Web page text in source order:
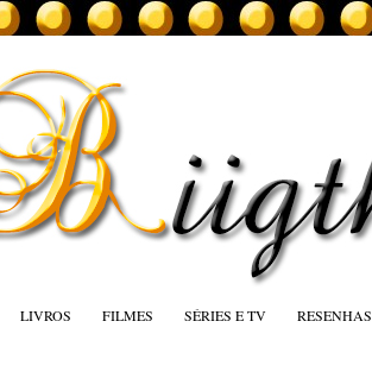
LIVROS FILMES SÉRIES E TV RESENHAS